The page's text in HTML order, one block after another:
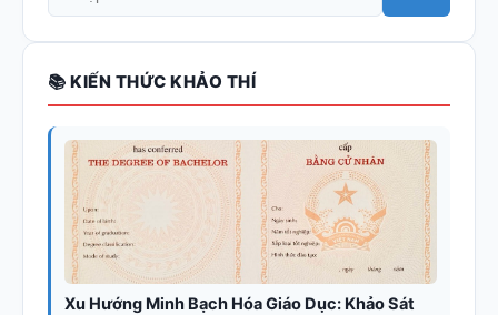
📚 KIẾN THỨC KHẢO THÍ
Xu Hướng Minh Bạch Hóa Giáo Dục: Khảo Sát